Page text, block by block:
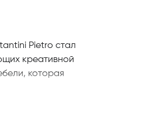
Pietro стал
креативной
которая